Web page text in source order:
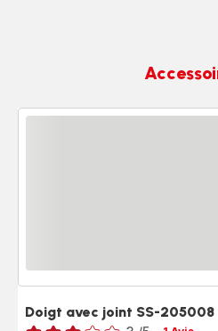
Doigt avec joint SS-205008
Note